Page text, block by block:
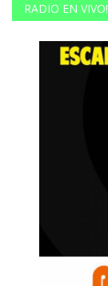
RADIO EN VIVO!